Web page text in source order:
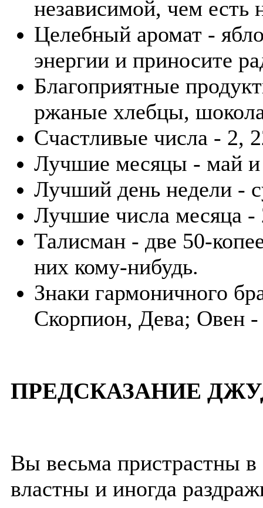
независимой, чем есть
Целебный аромат -
энергии и приносите
Благоприятные
ржаные хлебцы,
Счастливые числа - 2,
Лучшие месяцы - май
Лучший день недели -
Лучшие числа месяца -
Талисман - две 50-
них кому-нибудь.
Знаки гармоничного
Скорпион, Дева; Овен
ПРЕДСКАЗАНИЕ
Вы весьма пристрастны
властны и иногда